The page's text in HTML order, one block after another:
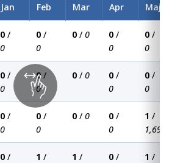
Jan Feb Mar Apr Maj
0 /
0
0 /
0
0 / 0 0 /
0
0 /
0
0 /
0
0/
0
0 / 0 0 /
0
0 /
0
0 /
0
0 /
0
0 / 0 0 /
0
1 /
1,69
0 /
1 /
1 /
0 /
1 /